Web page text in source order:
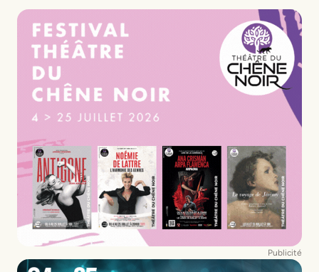
Publicité